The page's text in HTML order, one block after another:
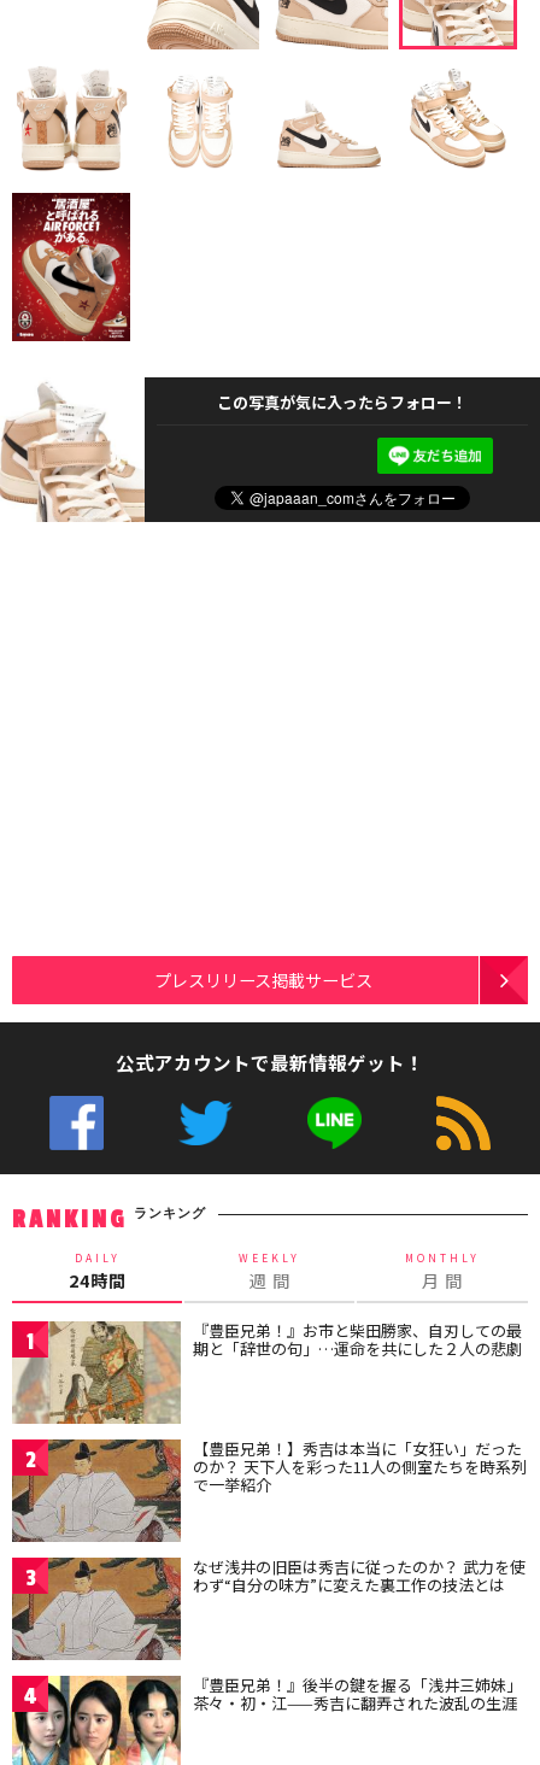
この写真が気に入ったらフォロー！
プレスリリース掲載サービス
公式アカウントで最新情報ゲット！
RANKING ランキング
DAILY
24時間
WEEKLY
週 間
MONTHLY
月 間
1 『豊臣兄弟！』お市と柴田勝家、自刃しての最
期と「辞世の句」…運命を共にした２人の悲劇
2 【豊臣兄弟！】秀吉は本当に「女狂い」だった
のか？ 天下人を彩った11人の側室たちを時系列
で一挙紹介
3 なぜ浅井の旧臣は秀吉に従ったのか？ 武力を使
わず“自分の味方”に変えた裏工作の技法とは
4 『豊臣兄弟！』後半の鍵を握る「浅井三姉妹」
茶々・初・江——秀吉に翻弄された波乱の生涯